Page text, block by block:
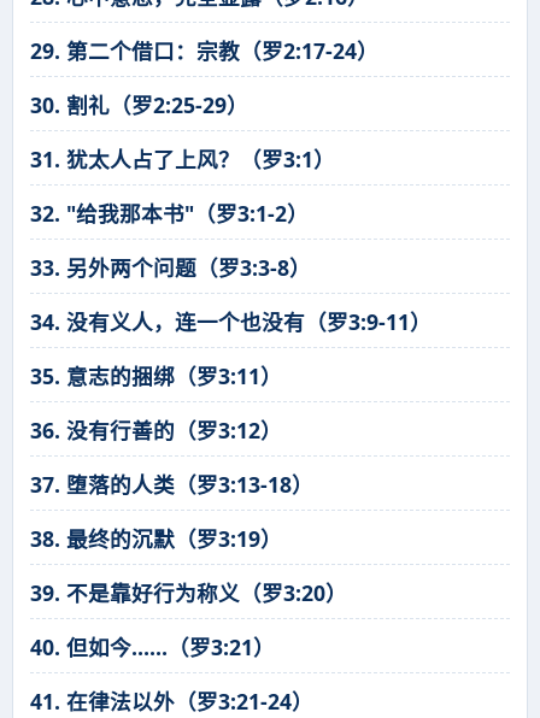
29. 第二个借口：宗教（罗2:17-24）
30. 割礼（罗2:25-29）
31. 犹太人占了上风？（罗3:1）
32. "给我那本书"（罗3:1-2）
33. 另外两个问题（罗3:3-8）
34. 没有义人，连一个也没有（罗3:9-11）
35. 意志的捆绑（罗3:11）
36. 没有行善的（罗3:12）
37. 堕落的人类（罗3:13-18）
38. 最终的沉默（罗3:19）
39. 不是靠好行为称义（罗3:20）
40. 但如今……（罗3:21）
41. 在律法以外（罗3:21-24）